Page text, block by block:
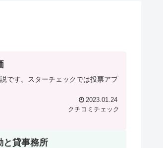
です。スターチェックでは投票アプ
2023.01.24
クチコミチェック
と貸事務所